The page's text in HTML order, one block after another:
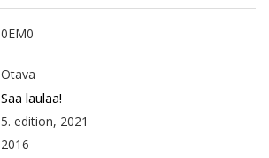
0EM0
Otava
Saa laulaa!
5. edition, 2021
2016